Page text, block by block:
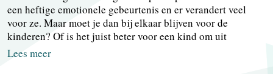
een heftige emotionele gebeurtenis en er verandert veel
voor ze. Maar moet je dan bij elkaar blijven voor de
kinderen? Of is het juist beter voor een kind om uit
Lees meer